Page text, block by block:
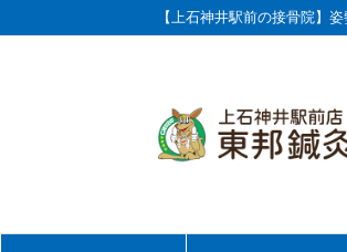
【上石神井駅前の接骨院】